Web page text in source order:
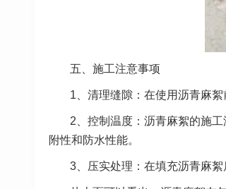
五、施工注意事项
1、清理缝隙：在使用沥青麻
2、控制温度：沥青麻絮的施
附性和防水性能。
3、压实处理：在填充沥青麻